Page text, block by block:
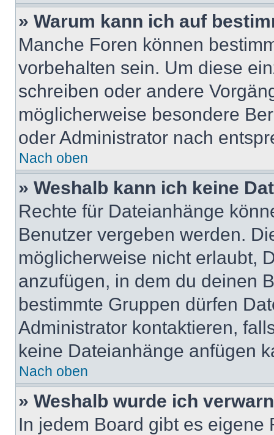
» Warum kann ich auf
Manche Foren können
vorbehalten sein. Um diese
schreiben oder andere
möglicherweise besondere
oder Administrator nach
Nach oben
» Weshalb kann ich keine
Rechte für Dateianhänge
Benutzer vergeben werden.
möglicherweise nicht erlaubt,
anzufügen, in dem du deinen
bestimmte Gruppen dürfen
Administrator kontaktieren,
keine Dateianhänge anfügen
Nach oben
» Weshalb wurde ich
In jedem Board gibt es